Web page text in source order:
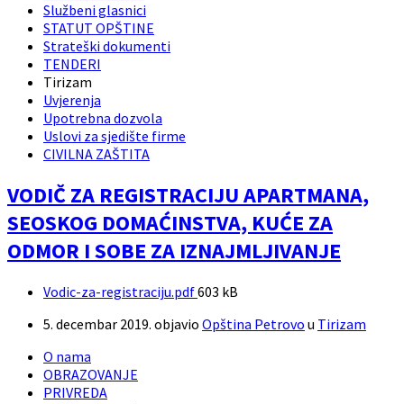
Službeni glasnici
STATUT OPŠTINE
Strateški dokumenti
TENDERI
Tirizam
Uvjerenja
Upotrebna dozvola
Uslovi za sjedište firme
CIVILNA ZAŠTITA
VODIČ ZA REGISTRACIJU APARTMANA,
SEOSKOG DOMAĆINSTVA, KUĆE ZA
ODMOR I SOBE ZA IZNAJMLJIVANJE
PriloziVodic-za-registraciju.pdfFile
603 kB
5. decembar 2019. objavio Opština Petrovo u Tirizam
O nama
OBRAZOVANJE
PRIVREDA